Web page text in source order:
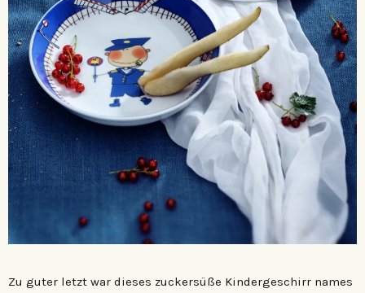
Zu guter letzt war dieses zuckersüße Kindergeschirr names